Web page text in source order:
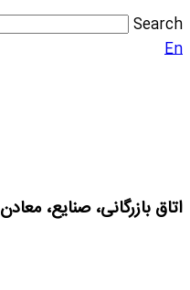
Search
En
اتاق بازرگانی، صنایع،